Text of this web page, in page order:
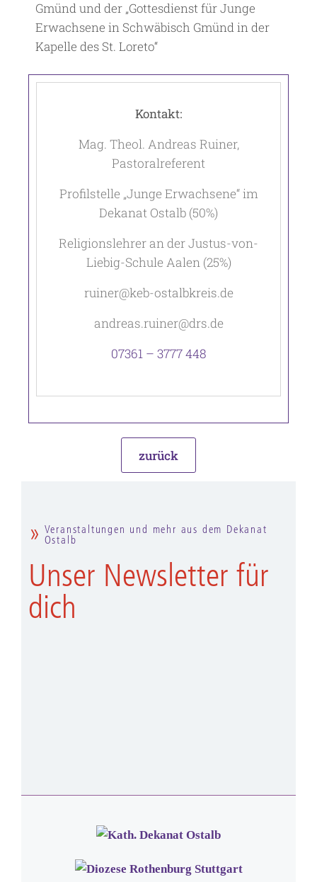
Gmünd und der „Gottesdienst für Junge
Erwachsene in Schwäbisch Gmünd in der
Kapelle des St. Loreto“
Kontakt:
Mag. Theol. Andreas Ruiner,
Pastoralreferent
Profilstelle „Junge Erwachsene“ im
Dekanat Ostalb (50%)
Religionslehrer an der Justus-von-
Liebig-Schule Aalen (25%)
ruiner@keb-ostalbkreis.de
andreas.ruiner@drs.de
07361 – 3777 448
zurück
Veranstaltungen und mehr aus dem Dekanat
Ostalb
Unser Newsletter für
dich